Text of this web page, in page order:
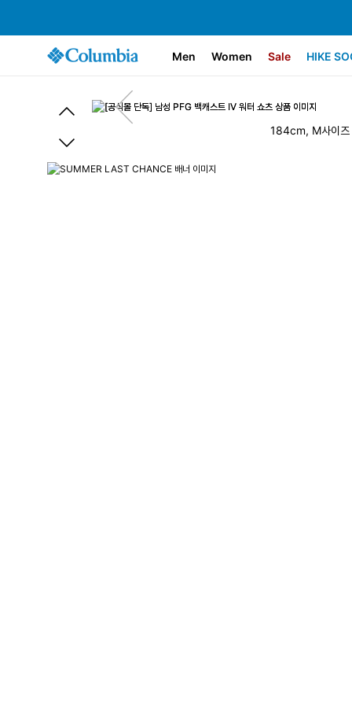
Men Women Sale HIKE
184cm, M사이즈